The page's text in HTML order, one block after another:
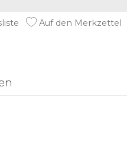
Auf den Merkzettel